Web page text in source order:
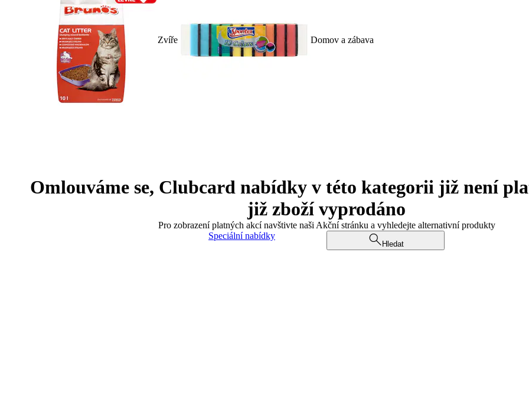
Zvíře Domov a zábava
Omlouváme se, Clubcard nabídky v této kategorii již není
již zboží vyprodáno
Pro zobrazení platných akcí navštivte naši Akční stránku a vyhledejte alternativní produkty
Speciální nabídky
Hledat